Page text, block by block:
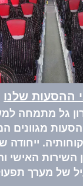
ההסעות שלנו
מגוונים
השירות האישי
של מערך